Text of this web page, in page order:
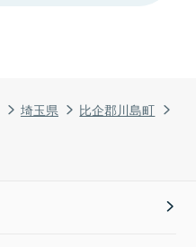
埼玉県
比企郡川島町